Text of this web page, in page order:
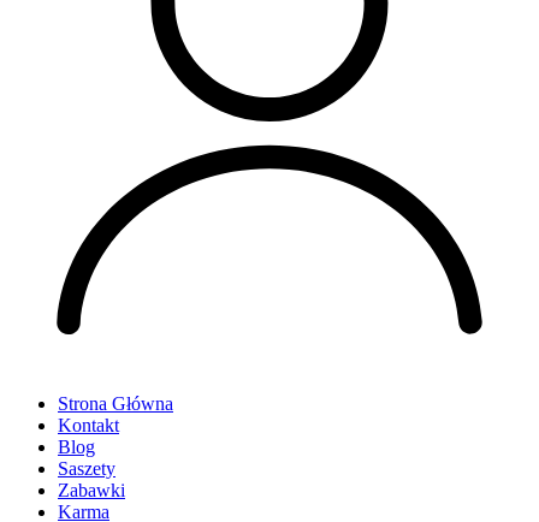
Strona Główna
Kontakt
Blog
Saszety
Zabawki
Karma